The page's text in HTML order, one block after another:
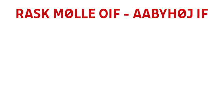
RASK MØLLE OIF - AABYHØJ IF